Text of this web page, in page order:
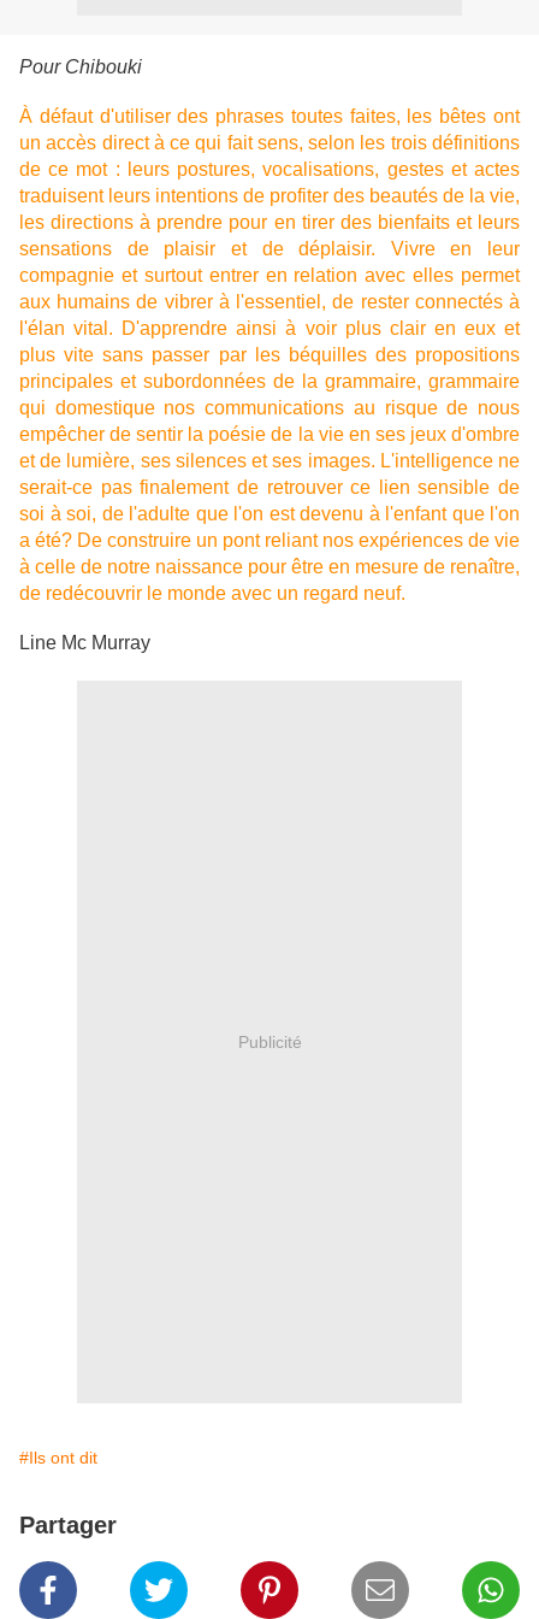
Pour Chibouki
À défaut d'utiliser des phrases toutes faites, les bêtes ont
un accès direct à ce qui fait sens, selon les trois définitions
de ce mot : leurs postures, vocalisations, gestes et actes
traduisent leurs intentions de profiter des beautés de la vie,
les directions à prendre pour en tirer des bienfaits et leurs
sensations de plaisir et de déplaisir. Vivre en leur
compagnie et surtout entrer en relation avec elles permet
aux humains de vibrer à l'essentiel, de rester connectés à
l'élan vital. D'apprendre ainsi à voir plus clair en eux et
plus vite sans passer par les béquilles des propositions
principales et subordonnées de la grammaire, grammaire
qui domestique nos communications au risque de nous
empêcher de sentir la poésie de la vie en ses jeux d'ombre
et de lumière, ses silences et ses images. L'intelligence ne
serait-ce pas finalement de retrouver ce lien sensible de
soi à soi, de l'adulte que l'on est devenu à l'enfant que l'on
a été? De construire un pont reliant nos expériences de vie
à celle de notre naissance pour être en mesure de renaître,
de redécouvrir le monde avec un regard neuf.
Line Mc Murray
Publicité
#Ils ont dit
Partager